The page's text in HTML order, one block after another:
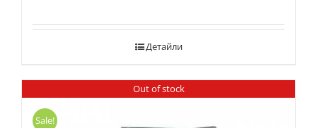
Детайли
Out of stock
Sale!